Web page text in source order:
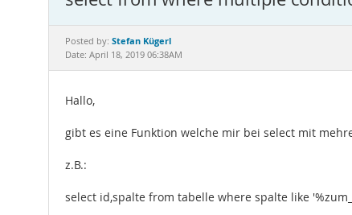
Posted by: Stefan Kügerl
Date: April 18, 2019 06:38AM
Hallo,
gibt es eine Funktion welche mir bei select mit
z.B.:
select id,spalte from tabelle where spalte like